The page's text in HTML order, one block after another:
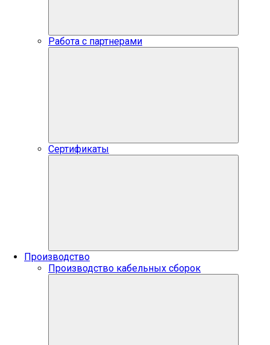
Работа с партнерами
Сертификаты
Производство
Производство кабельных сборок